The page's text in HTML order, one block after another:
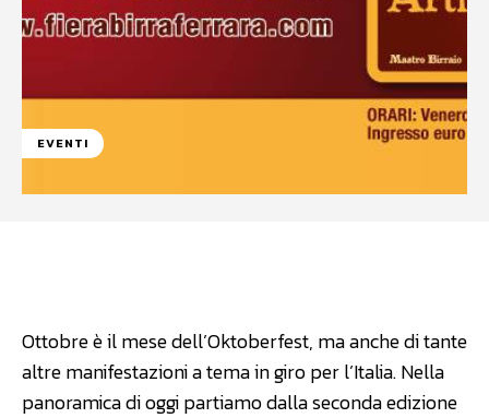
EVENTI
Ottobre è il mese dell’Oktoberfest, ma anche di tante
altre manifestazioni a tema in giro per l’Italia. Nella
panoramica di oggi partiamo dalla seconda edizione